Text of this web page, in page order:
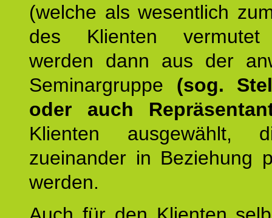
(welche als wesentlich
des Klienten vermutet
werden dann aus der
Seminargruppe (sog.
oder auch
Klienten ausgewählt,
zueinander in Beziehung
werden.